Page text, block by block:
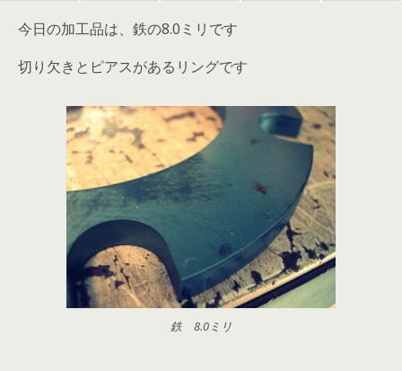
今日の加工品は、鉄の8.0ミリです
切り欠きとピアスがあるリングです
鉄 8.0ミリ